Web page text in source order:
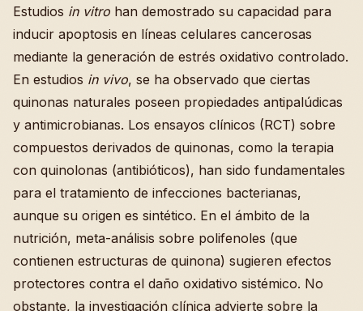
Estudios in vitro han demostrado su capacidad para
inducir apoptosis en líneas celulares cancerosas
mediante la generación de estrés oxidativo controlado.
En estudios in vivo, se ha observado que ciertas
quinonas naturales poseen propiedades antipalúdicas
y antimicrobianas. Los ensayos clínicos (RCT) sobre
compuestos derivados de quinonas, como la terapia
con quinolonas (antibióticos), han sido fundamentales
para el tratamiento de infecciones bacterianas,
aunque su origen es sintético. En el ámbito de la
nutrición, meta-análisis sobre polifenoles (que
contienen estructuras de quinona) sugieren efectos
protectores contra el daño oxidativo sistémico. No
obstante, la investigación clínica advierte sobre la